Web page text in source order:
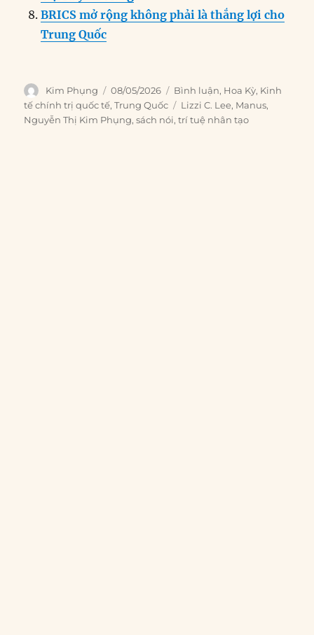
BRICS mở rộng không phải là thắng lợi cho
Trung Quốc
Author
Kim Phụng
Posted
on
08/05/2026 Categories
Bình luận, Hoa Kỳ, Kinh
tế chính trị quốc tế,Trung Quốc Tags
Lizzi C. Lee, Manus,
Nguyễn Thị Kim Phụng,sách nói,trí tuệ nhân tạo